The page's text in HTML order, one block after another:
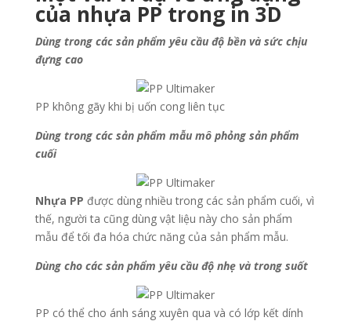
của nhựa PP trong in 3D
Dùng trong các sản phẩm yêu cầu độ bền và sức chịu
đựng cao
PP không gãy khi bị uốn cong liên tục
Dùng trong các sản phẩm mẫu mô phỏng sản phẩm
cuối
Nhựa PP được dùng nhiều trong các sản phẩm cuối, vì
thế, người ta cũng dùng vật liệu này cho sản phẩm
mẫu để tối đa hóa chức năng của sản phẩm mẫu.
Dùng cho các sản phẩm yêu cầu độ nhẹ và trong suốt
PP có thể cho ánh sáng xuyên qua và có lớp kết dính